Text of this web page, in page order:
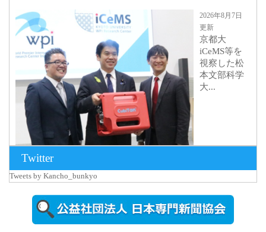
2026年8月7日
更新
京都大
iCeMS等を
視察した松
本文部科学
大...
2026年8月5日
更新
農工大で大
Twitter
Tweets by Kancho_bunkyo